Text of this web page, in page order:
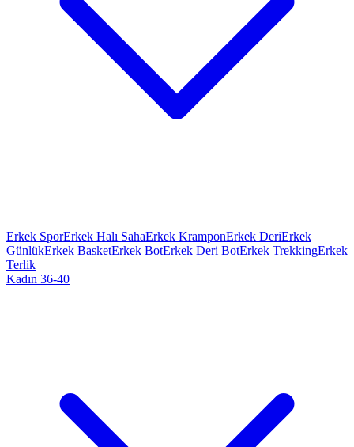
Erkek SporErkek Halı SahaErkek KramponErkek DeriErkek
GünlükErkek BasketErkek BotErkek Deri BotErkek TrekkingErkek
Terlik
Kadın 36-40